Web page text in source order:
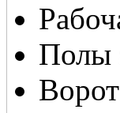
Полы